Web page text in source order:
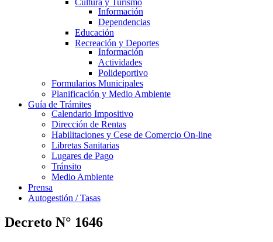
Cultura y Turismo
Información
Dependencias
Educación
Recreación y Deportes
Información
Actividades
Polideportivo
Formularios Municipales
Planificación y Medio Ambiente
Guía de Trámites
Calendario Impositivo
Dirección de Rentas
Habilitaciones y Cese de Comercio On-line
Libretas Sanitarias
Lugares de Pago
Tránsito
Medio Ambiente
Prensa
Autogestión / Tasas
Decreto N° 1646